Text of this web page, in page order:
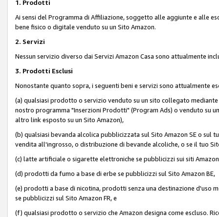
1. Prodotti
Ai sensi del Programma di Affiliazione, soggetto alle aggiunte e alle
bene fisico o digitale venduto su un Sito Amazon.
2. Servizi
Nessun servizio diverso dai Servizi Amazon Casa sono attualmente
3. Prodotti Esclusi
Nonostante quanto sopra, i seguenti beni e servizi sono attualmente
(a) qualsiasi prodotto o servizio venduto su un sito collegato
nostro programma "Inserzioni Prodotti" (Program Ads) o venduto su
altro link esposto su un Sito Amazon),
(b) qualsiasi bevanda alcolica pubblicizzata sul Sito Amazon SE o sul
vendita all'ingrosso, o distribuzione di bevande alcoliche, o se il tuo
(c) latte artificiale o sigarette elettroniche se pubblicizzi sui siti Amazon
(d) prodotti da fumo a base di erbe se pubblicizzi sul Sito Amazon BE,
(e) prodotti a base di nicotina, prodotti senza una destinazione d'uso
se pubblicizzi sul Sito Amazon FR, e
(f) qualsiasi prodotto o servizio che Amazon designa come escluso.